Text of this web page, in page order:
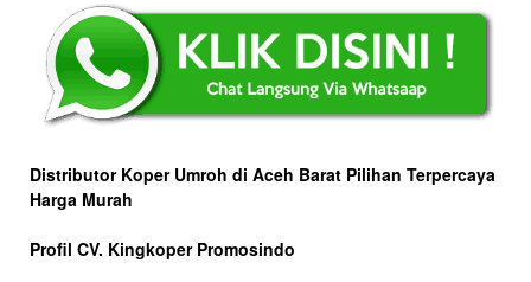
Distributor Koper Umroh di Aceh Barat Pilihan Terpercaya
Harga Murah
Profil CV. Kingkoper Promosindo